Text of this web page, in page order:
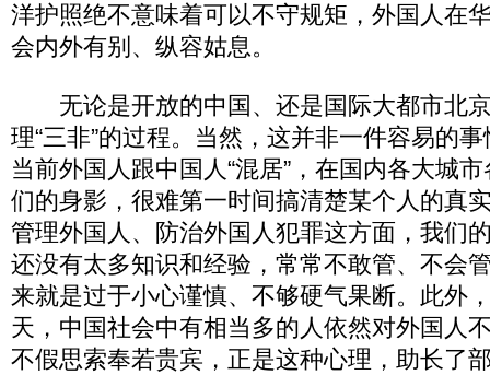
洋护照绝不意味着可以不守规矩，外国人在
会内外有别、纵容姑息。
无论是开放的中国、还是国际大都市北
理“三非”的过程。当然，这并非一件容易的
当前外国人跟中国人“混居”，在国内各大城
们的身影，很难第一时间搞清楚某个人的真
管理外国人、防治外国人犯罪这方面，我们
还没有太多知识和经验，常常不敢管、不会
来就是过于小心谨慎、不够硬气果断。此外
天，中国社会中有相当多的人依然对外国人
不假思索奉若贵宾，正是这种心理，助长了